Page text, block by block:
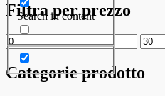
Search in content
Filtra per prezzo
Prezzo
Min
Prezzo
Max
Categorie prodotto